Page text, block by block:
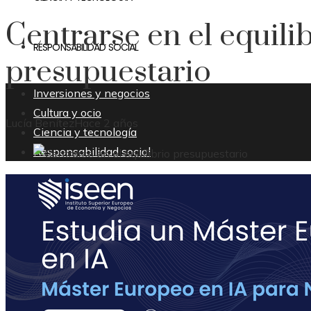
RESPONSABILIDAD SOCIAL
Inversiones y negocios
Cultura y ocio
Ciencia y tecnología
Responsabilidad social
Centrarse en el
presupuestario
Lucía Benítez Hace 2 años